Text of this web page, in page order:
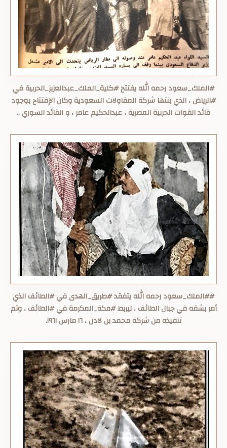
#الملك_سعود رحمه الله يفتتح #كلية_الملك_عبدالعزيز_الحربية في
#الرياض ، الذي بنتها شركة المقاولات السعودية وكان الإفتتاح بوجود
قائد القوات الحربية المصرية ، عبدالحكيم عامر ، و القائد السوري ..
##الملك_سعود رحمه الله يتفقد #طريق_الهدى في #الطائف الذي
أمر بشقه في جبال الطائف ، ليربط #مكة_المكرمة في #الطائف ، وتم
تنفيذه من شركة محمد بن لادن ، ١٦ مارس ١٩٦١.